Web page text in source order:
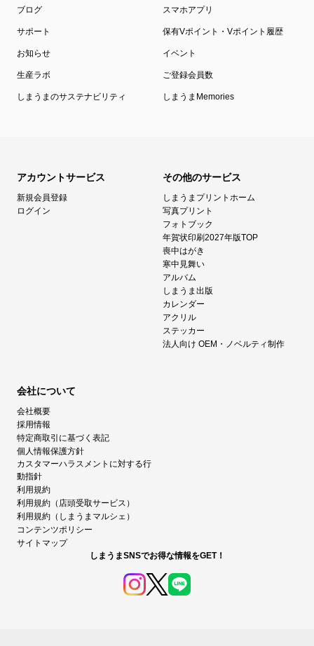
ブログ スマホアプリ
サポート 保有Vポイント・Vポイント履歴
お知らせ イベント
生産ラボ ご登録会員数
しまうまのサステナビリティ しまうまMemories
アカウントサービス
新規会員登録
ログイン
その他のサービス
しまうまプリントホーム
写真プリント
フォトブック
年賀状印刷2027年版TOP
喪中はがき
寒中見舞い
アルバム
しまうま出版
カレンダー
アクリル
ステッカー
法人向け OEM・ノベルティ制作
会社について
会社概要
採用情報
特定商取引に基づく表記
個人情報保護方針
カスタマーハラスメントに対する行
動指針
利用規約
利用規約（店頭受取サービス）
利用規約（しまうまマルシェ）
コンテンツポリシー
サイトマップ
しまうまSNSでお得な情報をGET！